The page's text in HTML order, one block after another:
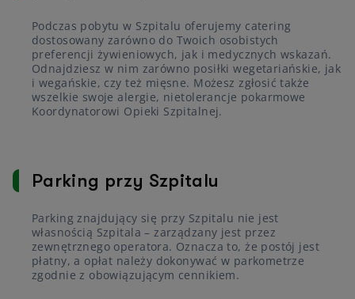
Podczas pobytu w Szpitalu oferujemy catering
dostosowany zarówno do Twoich osobistych
preferencji żywieniowych, jak i medycznych wskazań.
Odnajdziesz w nim zarówno posiłki wegetariańskie, jak
i wegańskie, czy też mięsne. Możesz zgłosić także
wszelkie swoje alergie, nietolerancje pokarmowe
Koordynatorowi Opieki Szpitalnej.
Parking przy Szpitalu
Parking znajdujący się przy Szpitalu nie jest
własnością Szpitala – zarządzany jest przez
zewnętrznego operatora. Oznacza to, że postój jest
płatny, a opłat należy dokonywać w parkometrze
zgodnie z obowiązującym cennikiem.